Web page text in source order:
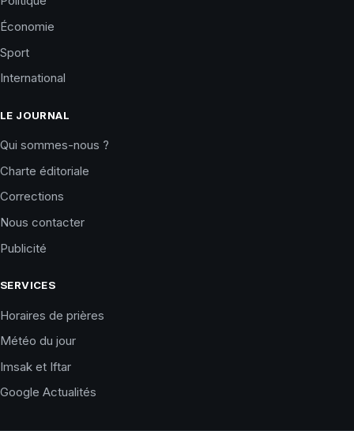
Économie
Sport
International
LE JOURNAL
Qui sommes-nous ?
Charte éditoriale
Corrections
Nous contacter
Publicité
SERVICES
Horaires de prières
Météo du jour
Imsak et Iftar
Google Actualités